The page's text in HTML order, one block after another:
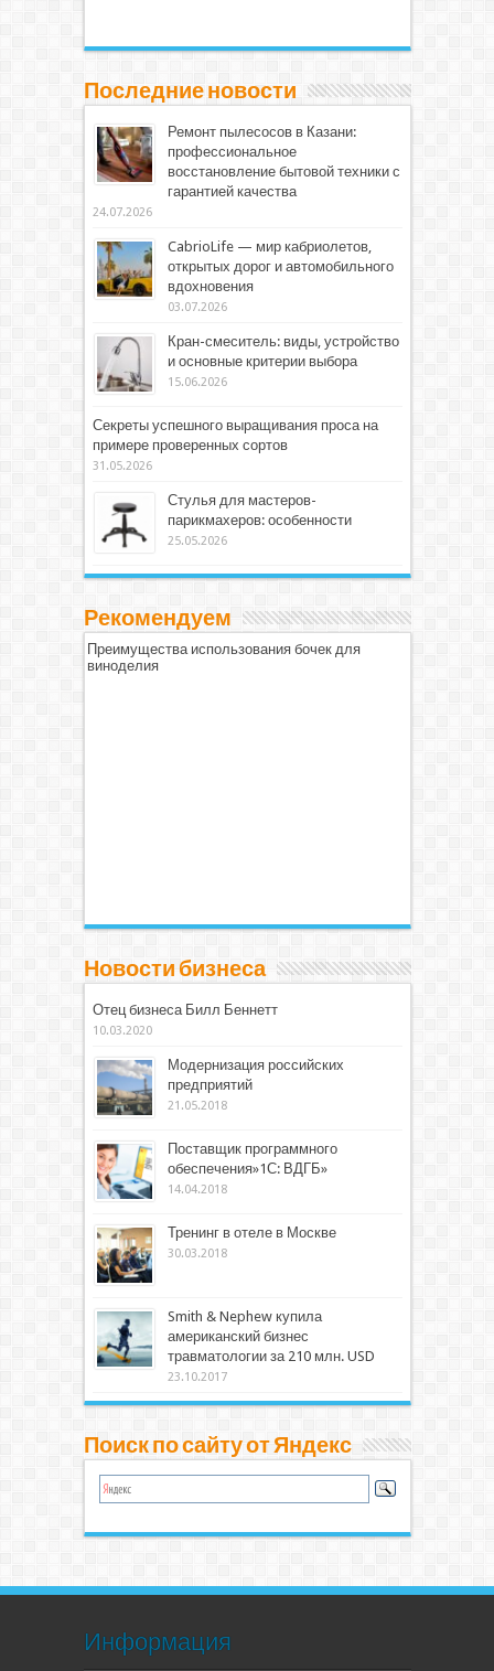
Последние новости
Ремонт пылесосов в Казани:
профессиональное
восстановление бытовой техники с
гарантией качества
24.07.2026
CabrioLife — мир кабриолетов,
открытых дорог и автомобильного
вдохновения
03.07.2026
Кран-смеситель: виды, устройство
и основные критерии выбора
15.06.2026
Секреты успешного выращивания проса на
примере проверенных сортов
31.05.2026
Стулья для мастеров-
парикмахеров: особенности
25.05.2026
Рекомендуем
Преимущества использования бочек для
виноделия
Новости бизнеса
Отец бизнеса Билл Беннетт
10.03.2020
Модернизация российских
предприятий
21.05.2018
Поставщик программного
обеспечения»1С: ВДГБ»
14.04.2018
Тренинг в отеле в Москве
30.03.2018
Smith & Nephew купила
американский бизнес
травматологии за 210 млн. USD
23.10.2017
Поиск по сайту от Яндекс
Информация